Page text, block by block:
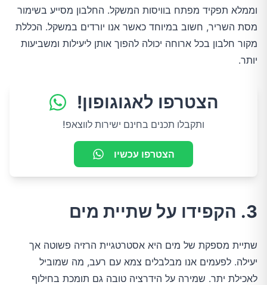
וממלא תפקיד מפתח בוויסות המשקל. החלבון מסייע בשימור
מסת השריר, חשוב במיוחד כאשר אנו יורדים במשקל. הכללת
מקור חלבון בכל ארוחה יכולה להפוך אותן ליעילות ומשביעות
יותר.
הצטרפו לאגוגופון!
ותקבלו תכנים בחינם ישירות לווצאפ!
הצטרפו עכשיו
3. הקפידו על שתיית מים
שתיית מספקת של מים היא אסטרטגיית הרזיה פשוטה אך
יעילה. לפעמים אנו מבלבלים צמא עם רעב, מה שמוביל
לאכילת יתר. שמירה על הידרציה טובה גם תומכת בחילוף